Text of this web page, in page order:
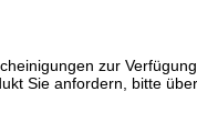
zur
Sie anfordern, bitte